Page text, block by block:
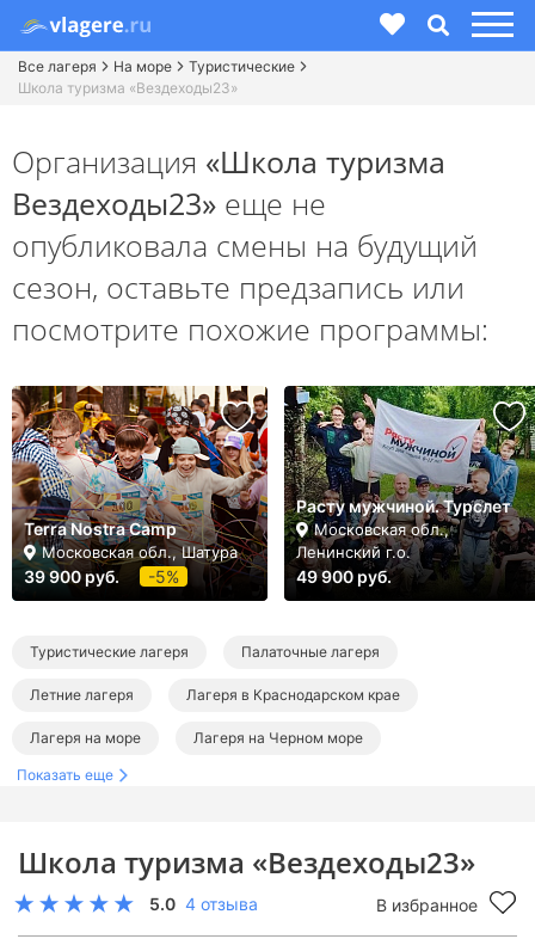
Все лагеря На море
Туристические
Школа туризма «Вездеходы23»
Школа туризма «Вездеходы23»
5.0 4 отзыва В избранное
Организация «Школа туризма
Вездеходы23» еще не
опубликовала смены на будущий
сезон, оставьте предзапись или
посмотрите похожие программы:
Terra Nostra Camp
Московская обл., Шатура
39 900 руб. -5%
Расту мужчиной. Турслет
Московская обл.,
Ленинский г.о.
49 900 руб.
Туристические лагеря Палаточные лагеря
Летние лагеря Лагеря в Краснодарском крае
Лагеря на море Лагеря на Черном море
Туристические лагеря в Краснодарском крае
Туристические лагеря на море Палаточные лагеря на море
Летние лагеря в Краснодарском крае
Показать еще